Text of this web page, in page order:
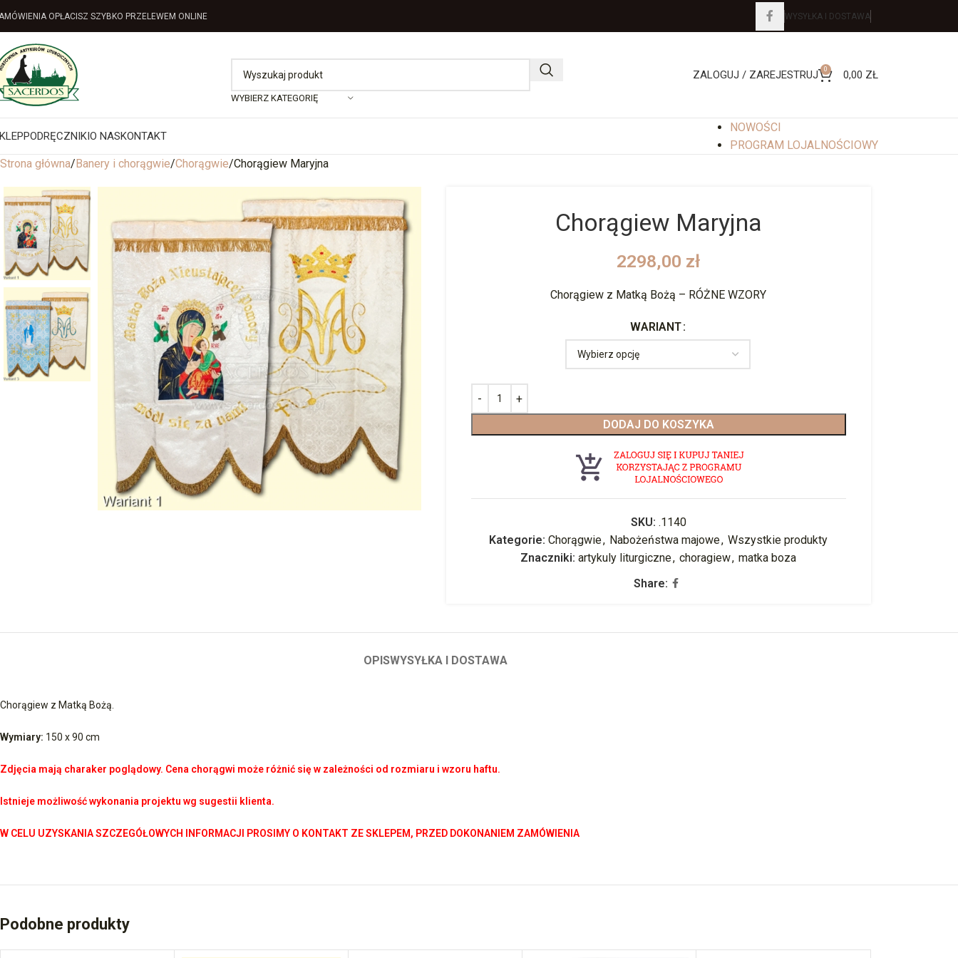
OPŁACISZ SZYBKO PRZELEWEM ONLINE WYSYŁKA I DOSTAWA
WYBIERZ KATEGORIĘ
ZALOGUJ / ZAREJESTRUJ 0 0,00 ZŁ
PODRĘCZNIKIO NASKONTAKT
NOWOŚCI
PROGRAM LOJALNOŚCIOWY
Strona główna Banery i chorągwie Chorągwie Chorągiew Maryjna
Chorągiew Maryjna
2298,00 zł
Chorągiew z Matką Bożą – RÓŻNE WZORY
WARIANT
DODAJ DO KOSZYKA
SKU: .1140
Kategorie: Chorągwie, Nabożeństwa majowe, Wszystkie produkty
Znaczniki: artykuly liturgiczne, choragiew, matka boza
Share:
OPISWYSYŁKA I DOSTAWA
Chorągiew z Matką Bożą.
Wymiary: 150 x 90 cm
Zdjęcia mają charaker poglądowy. Cena chorągwi może różnić się w zależności od rozmiaru i wzoru haftu.
Istnieje możliwość wykonania projektu wg sugestii klienta.
W CELU UZYSKANIA SZCZEGÓŁOWYCH INFORMACJI PROSIMY O KONTAKT ZE SKLEPEM, PRZED DOKONANIEM ZAMÓWIENIA
Podobne produkty